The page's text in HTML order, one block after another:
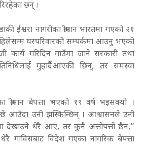
छन् ।
ईश्वरा नागरीका श्रीमान भारतमा गएको २१
घरपरिवारको सम्पर्कमा आउनु भएको
कार्य गरिदिन गाउँमा जाने सरकारी तथा
गुहार्दैआएकी छिन्, तर समस्या
श्रीमान बेपत्ता भएको १९ वर्ष भइसक्यो ।
आउँदा उनी झस्किन्छिन् । आश्वासनले उनी
देखाउने धेरै आए, तर कुनै अत्तोपत्तो छैन,”
गाविसबाट विदेश गएका नागरिक बेपत्ता